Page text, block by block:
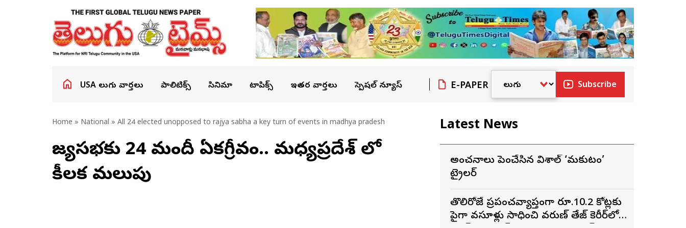
USA తెలుగు వార్తలు పాలిటిక్స్ సినిమా టాపిక్స్ ఇతర వార్తలు స్పెషల్ న్యూస్ E-PAPER Subscribe
Home » National » All 24 elected unopposed to rajya sabha a key turn of events in madhya pradesh
రాజ్యసభకు 24 మందీ ఏకగ్రీవం.. మధ్యప్రదేశ్ లో
కీలక మలుపు
Latest News
అంచనాలు పెంచేసిన విశాల్ ‘మకుటం’
ట్రైలర్
తొలిరోజే ప్రపంచవ్యాప్తంగా రూ.10.2 కోట్లకు
పైగా వసూళ్లు సాధించి వరుణ్ తేజ్ కెరీర్‌లోనే